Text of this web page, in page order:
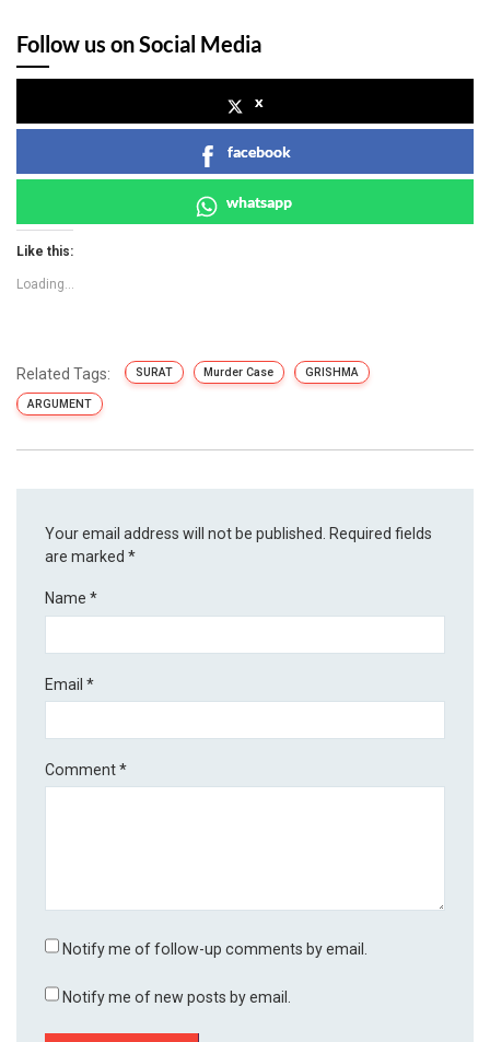
Follow us on Social Media
x
facebook
whatsapp
Like this:
Loading...
Related Tags: SURAT Murder Case GRISHMA
ARGUMENT
Your email address will not be published.
Required fields
are marked*
Name*
Email*
Comment*
Notify me of follow-up comments by email.
Notify me of new posts by email.